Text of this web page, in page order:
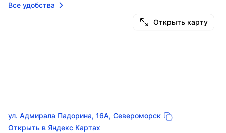
Открыть карту
ул. Адмирала Падорина, 16А, Североморск
Открыть в Яндекс Картах
Все удобства